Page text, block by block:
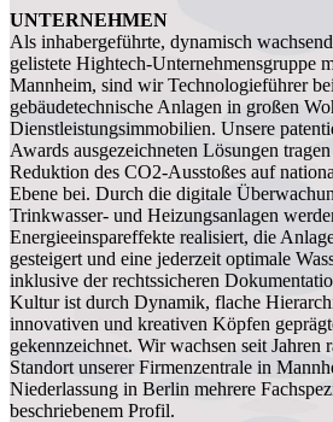
UNTERNEHMEN
Als inhabergeführte, dynamisch
gelistete Hightech-Unternehmensgruppe
Mannheim, sind wir Technologieführer
gebäudetechnische Anlagen in großen
Dienstleistungsimmobilien. Unsere
Awards ausgezeichneten Lösungen
Reduktion des CO2-Ausstoßes auf
Ebene bei. Durch die digitale
Trinkwasser- und Heizungsanlagen
Energieeinspareffekte realisiert, die
gesteigert und eine jederzeit optimale
inklusive der rechtssicheren
Kultur ist durch Dynamik, flache
innovativen und kreativen Köpfen
gekennzeichnet. Wir wachsen seit Jahren
Standort unserer Firmenzentrale in
Niederlassung in Berlin mehrere
beschriebenem Profil.